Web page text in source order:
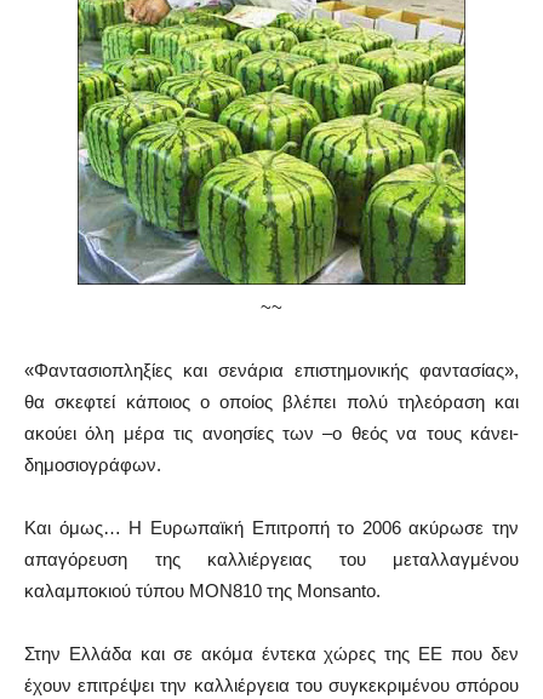
~~
«Φαντασιοπληξίες και σενάρια επιστημονικής φαντασίας»,
θα σκεφτεί κάποιος ο οποίος βλέπει πολύ τηλεόραση και
ακούει όλη μέρα τις ανοησίες των –ο θεός να τους κάνει-
δημοσιογράφων.
Και όμως… Η Ευρωπαϊκή Επιτροπή το 2006 ακύρωσε την
απαγόρευση της καλλιέργειας του μεταλλαγμένου
καλαμποκιού τύπου ΜΟΝ810 της Monsanto.
Στην Ελλάδα και σε ακόμα έντεκα χώρες της ΕΕ που δεν
έχουν επιτρέψει την καλλιέργεια του συγκεκριμένου σπόρου